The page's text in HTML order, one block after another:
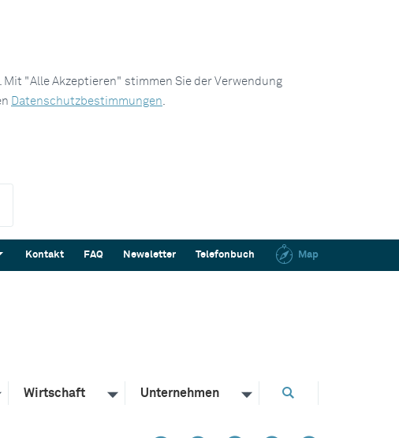
"Alle Akzeptieren" stimmen Sie der Verwendung
Datenschutzbestimmungen.
Kontakt FAQ Newsletter Telefonbuch Map
Wirtschaft Unternehmen